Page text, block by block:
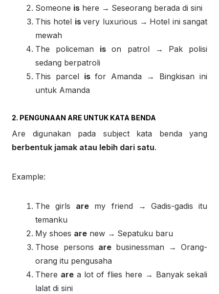
Someone is here → Seseorang berada di sini
This hotel isvery luxurious → Hotel ini sangat
mewah
The policeman ison patrol → Pak polisi
sedang berpatroli
This parcel is for Amanda →
Bingkisan ini
untuk Amanda
2. PENGUNAAN ARE UNTUK KATA BENDA
Are digunakan pada subject kata benda yang
berbentuk jamak atau lebih dari satu.
Example:
The girls are my friend → Gadis-gadis itu
temanku
My shoes are new → Sepatuku baru
Those persons are businessman →Orang-
orang itu pengusaha
There are a lot of flies here → Banyak sekali
lalat di sini